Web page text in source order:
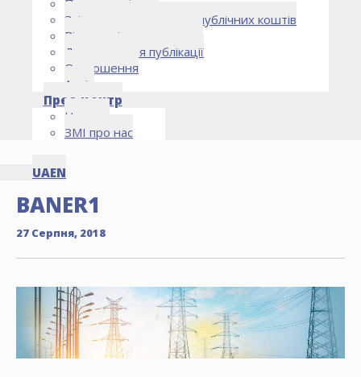
План закупівель
Звіт про використання публічних коштів
Відомості про договори
Договори для публікації
Оголошення
Архів
Прес-центр
Новини
ЗМІ про нас
UAEN
BANER1
27 Серпня, 2018